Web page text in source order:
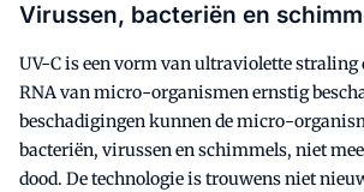
Virussen, bacteriën en
UV-C is een vorm van ultraviolette straling
RNA van micro-organismen ernstig
beschadigingen kunnen de micro-
bacteriën, virussen en schimmels, niet
dood. De technologie is trouwens niet